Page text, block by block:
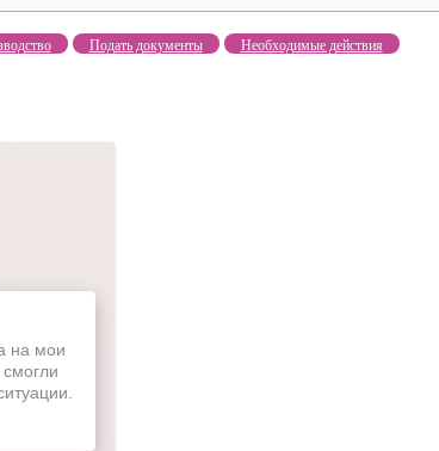
Подать документы Необходимые действия